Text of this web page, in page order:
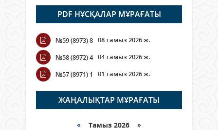
Open Air: Қызылорда облысы
полиция департаменті 20
мыңнан астам көрерменнің
қауіпсіздігін қамтамасыз етті
06 тамыз 2026 ж.
Wi-Fi ҚАБЫРҒА АРҚЫЛЫ ҚАЛАЙ
ӨТЕДІ?
06 тамыз 2026 ж. 276
граждане Казахстана,
PDF НҰСҚАЛАР МҰРАҒАТЫ
№59 (8973) 8 08 тамыз 2026 ж.
№58 (8972) 4 04 тамыз 2026 ж.
№57 (8971) 1
01 тамыз 2026 ж.
ЖАҢАЛЫҚТАР МҰРАҒАТЫ
« Тамыз 2026 »